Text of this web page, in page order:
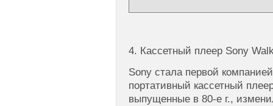
4. Кассетный плеер Sony
Sony стала первой
портативный кассетный
выпущенные в 80-е г.,